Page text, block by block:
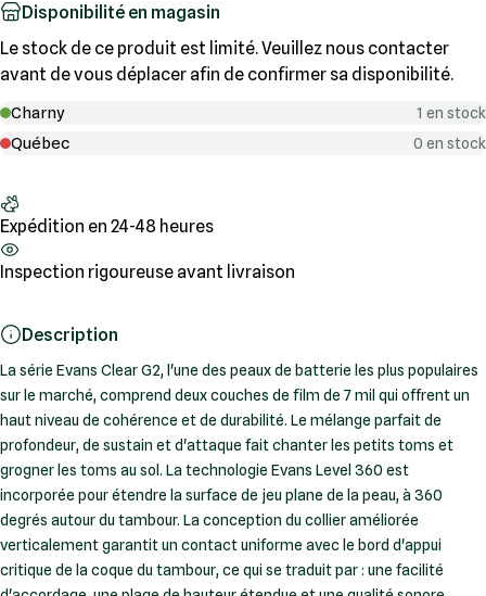
Disponibilité en magasin
Le stock de ce produit est limité. Veuillez nous contacter
avant de vous déplacer afin de confirmer sa disponibilité.
Charny 1 en stock
Québec 0 en stock
Expédition en 24-48 heures
Inspection rigoureuse avant livraison
Description
La série Evans Clear G2, l'une des peaux de batterie les plus populaires
sur le marché, comprend deux couches de film de 7 mil qui offrent un
haut niveau de cohérence et de durabilité. Le mélange parfait de
profondeur, de sustain et d'attaque fait chanter les petits toms et
grogner les toms au sol. La technologie Evans Level 360 est
incorporée pour étendre la surface de jeu plane de la peau, à 360
degrés autour du tambour. La conception du collier améliorée
verticalement garantit un contact uniforme avec le bord d'appui
critique de la coque du tambour, ce qui se traduit par : une facilité